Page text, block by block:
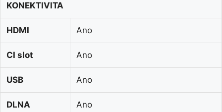
KONEKTIVITA
HDMI Ano
CI slot Ano
USB Ano
DLNA Ano